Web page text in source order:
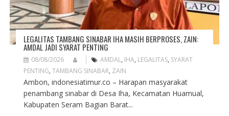
LEGALITAS TAMBANG SINABAR IHA MASIH BERPROSES, ZAIN:
AMDAL JADI SYARAT PENTING
08/08/2026 AMDAL, IHA, LEGALITAS, SYARAT
PENTING, TAMBANG SINABAR, ZAIN
Ambon, indonesiatimur.co – Harapan masyarakat
penambang sinabar di Desa Iha, Kecamatan Huamual,
Kabupaten Seram Bagian Barat...